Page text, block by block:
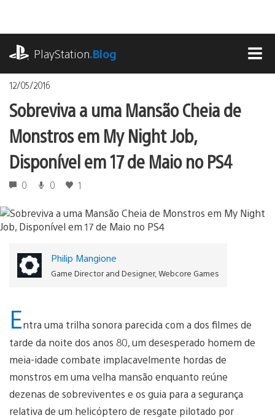
o
conteúdoPlayStation.Blog
12/05/2016
Sobreviva a uma Mansão Cheia de
Monstros em My Night Job,
Disponível em 17 de Maio no PS4
0 0 1
Philip Mangione
Game Director and Designer, Webcore Games
Entra uma trilha sonora parecida com a dos filmes de
tarde da noite dos anos 80, um desesperado homem de
meia-idade combate implacavelmente hordas de
monstros em uma velha mansão enquanto reúne
dezenas de sobreviventes e os guia para a segurança
relativa de um helicóptero de resgate pilotado por